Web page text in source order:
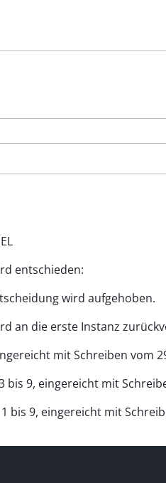
entschieden:
wird aufgehoben.
an die erste Instanz
mit Schreiben vom
bis 9, eingereicht mit
bis 9, eingereicht mit